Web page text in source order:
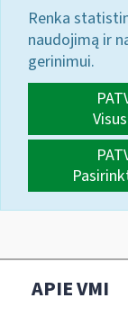
Renka
naudojimą ir
gerinimui.
APIE VMI